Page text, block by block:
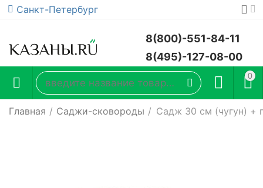
Санкт-Петербург
8(800)-551-84-11
8(495)-127-08-00
0
Главная / Саджи-сковороды / Садж 30 см (чугун) +